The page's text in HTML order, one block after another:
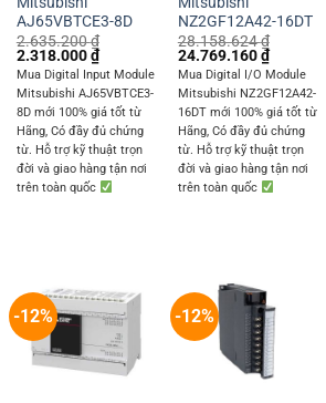
AJ65VBTCE3-8D
2.635.200₫
Original
price
was:
2.635.200 ₫.
2.318.000₫Current
price
is:
2.318.000 ₫.
Mua Digital Input Module
Mitsubishi AJ65VBTCE3-
8D mới 100% giá tốt từ
Hãng, Có đầy đủ chứng
từ. Hỗ trợ kỹ thuật trọn
đời và giao hàng tận nơi
trên toàn quốc
NZ2GF12A42-16DT
28.158.624₫
Original
price
was:
28.158.624 ₫.
24.769.160₫Current
price
is:
Mua Digital I/O Module
Mitsubishi NZ2GF12A42-
16DT mới 100% giá tốt từ
Hãng, Có đầy đủ chứng
từ. Hỗ trợ kỹ thuật trọn
đời và giao hàng tận nơi
trên toàn quốc
-12% -12%